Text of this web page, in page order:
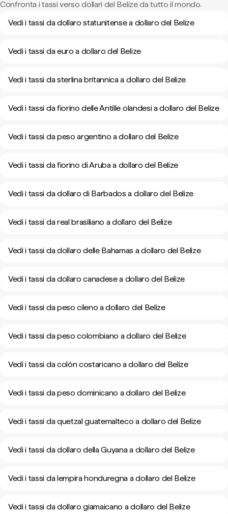
Confronta i tassi verso dollari del Belize da tutto il mondo.
Vedi i tassi da dollaro statunitense a dollaro del Belize
Vedi i tassi da euro a dollaro del Belize
Vedi i tassi da sterlina britannica a dollaro del Belize
Vedi i tassi da fiorino delle Antille olandesi a dollaro del Belize
Vedi i tassi da peso argentino a dollaro del Belize
Vedi i tassi da fiorino di Aruba a dollaro del Belize
Vedi i tassi da dollaro di Barbados a dollaro del Belize
Vedi i tassi da real brasiliano a dollaro del Belize
Vedi i tassi da dollaro delle Bahamas a dollaro del Belize
Vedi i tassi da dollaro canadese a dollaro del Belize
Vedi i tassi da peso cileno a dollaro del Belize
Vedi i tassi da peso colombiano a dollaro del Belize
Vedi i tassi da colón costaricano a dollaro del Belize
Vedi i tassi da peso dominicano a dollaro del Belize
Vedi i tassi da quetzal guatemalteco a dollaro del Belize
Vedi i tassi da dollaro della Guyana a dollaro del Belize
Vedi i tassi da lempira honduregna a dollaro del Belize
Vedi i tassi da dollaro giamaicano a dollaro del Belize